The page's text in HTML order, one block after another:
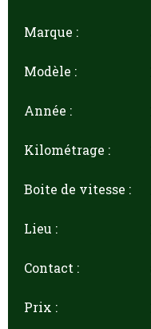
Marque :
Modèle :
Année :
Kilométrage :
Boite de vitesse :
Lieu :
Contact :
Prix :